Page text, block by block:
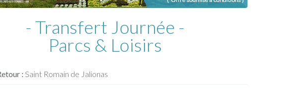
- Transfert Journée -
Parcs & Loisirs
: Saint Romain de Jalionas